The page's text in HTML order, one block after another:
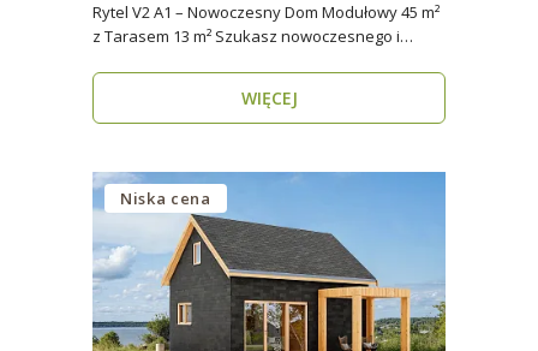
Rytel V2 A1 – Nowoczesny Dom Modułowy 45 m²
z Tarasem 13 m² Szukasz nowoczesnego i
WIĘCEJ
Niska cena